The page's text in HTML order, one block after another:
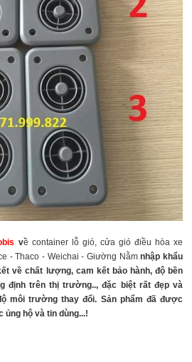
về container lỗ gió, cửa gió điều hòa xe
- Thaco - Weichai - Giường Nằmnhập khẩu
về chất lượng, cam kết bảo hành, độ bền
định trên thị trường.., đặc biệt rất đẹp và
môi trường thay đổi. Sản phẩm đã được
ủng hộ và tin dùng...!